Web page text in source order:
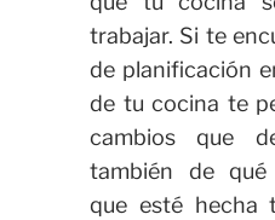
trabajar. Si te
de planificación
de tu cocina te
cambios que
también de qué
que esté hecha